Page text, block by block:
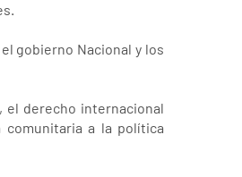
gobierno Nacional y los
el derecho internacional
comunitaria a la política